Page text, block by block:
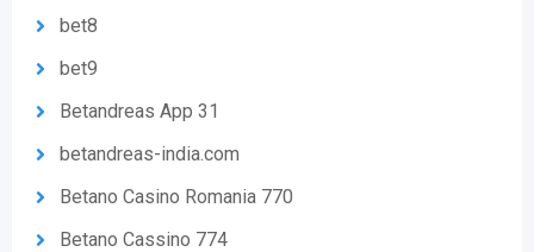
bet8
bet9
Betandreas App 31
betandreas-india.com
Betano Casino Romania 770
Betano Cassino 774